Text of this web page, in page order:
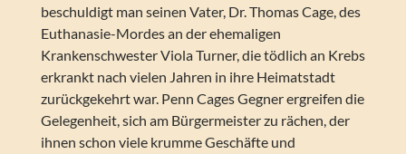
beschuldigt man seinen Vater, Dr. Thomas Cage, des
Euthanasie-Mordes an der ehemaligen
Krankenschwester Viola Turner, die tödlich an Krebs
erkrankt nach vielen Jahren in ihre Heimatstadt
zurückgekehrt war. Penn Cages Gegner ergreifen die
Gelegenheit, sich am Bürgermeister zu rächen, der
ihnen schon viele krumme Geschäfte und